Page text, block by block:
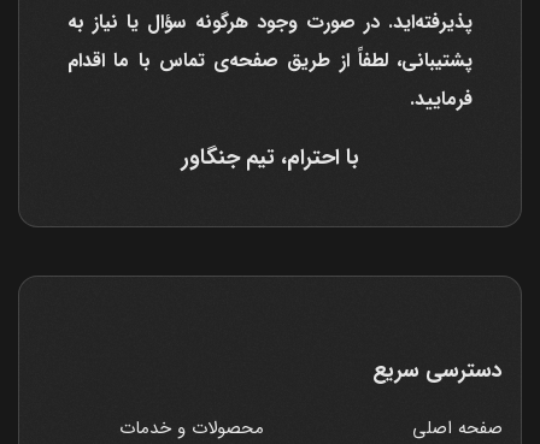
پذیرفته‌اید. در صورت وجود هرگونه سؤال یا نیاز به
پشتیبانی، لطفاً از طریق صفحه‌ی تماس با ما اقدام
فرمایید.
با احترام، تیم جنگاور
دسترسی سریع
صفحه اصلی
محصولات و خدمات